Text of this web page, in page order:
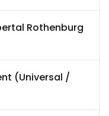
Rothenburg
(Universal /